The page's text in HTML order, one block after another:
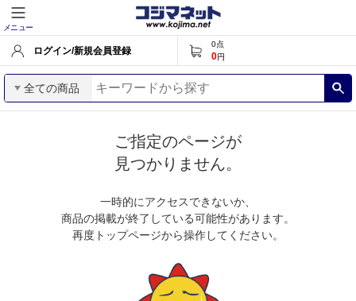
メニュー
ログイン/新規会員登録
0点
0円
全ての商品
ご指定のページが
見つかりません。
一時的にアクセスできないか、
商品の掲載が終了している可能性があります。
再度トップページから操作してください。